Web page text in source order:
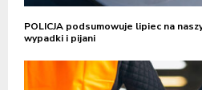
POLICJA podsumowuje lipiec na
wypadki i pijani